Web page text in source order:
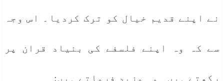
نے اپنے قدیم خیال کو ترک کردیا۔ اس وجہ
سے کہ وہ اپنے فلسفے کی بنیاد قران پر
رکھتے ہیں۔ وہ مزید فرماتے ہیں: